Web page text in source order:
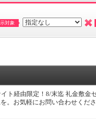
対象
経由限定！8/末迄 礼金敷金
。お気軽にお問い合わせくだ